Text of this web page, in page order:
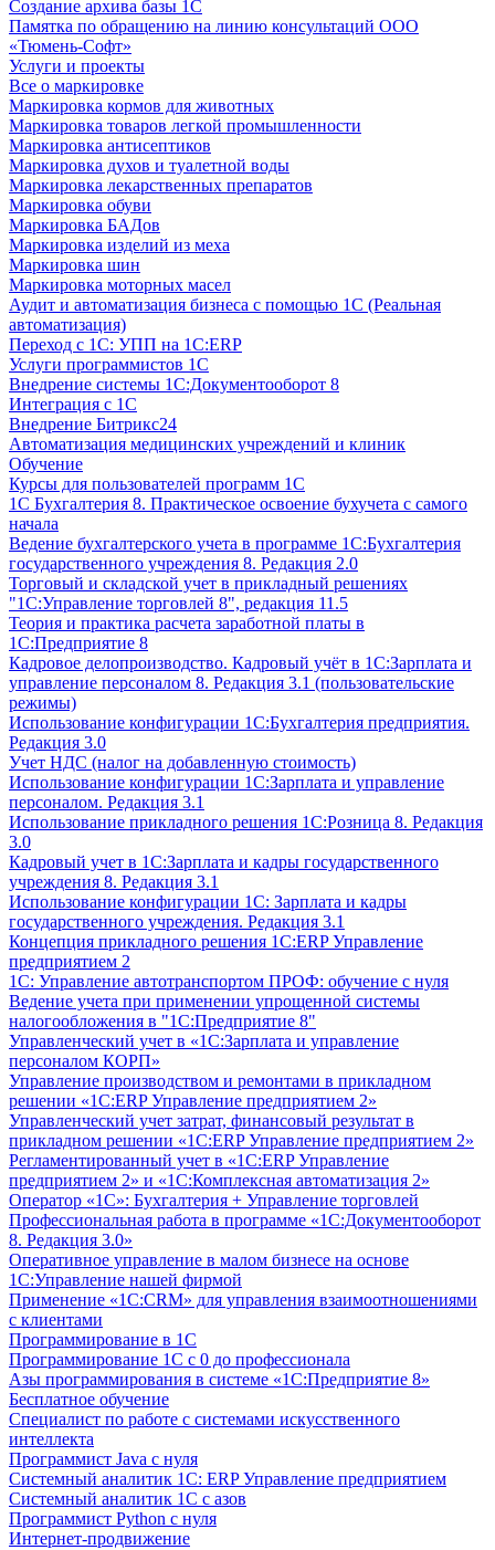
Создание архива базы 1С
Памятка по обращению на линию консультаций ООО
«Тюмень-Софт»
Услуги и проекты
Все о маркировке
Маркировка кормов для животных
Маркировка товаров легкой промышленности
Маркировка антисептиков
Маркировка духов и туалетной воды
Маркировка лекарственных препаратов
Маркировка обуви
Маркировка БАДов
Маркировка изделий из меха
Маркировка шин
Маркировка моторных масел
Аудит и автоматизация бизнеса с помощью 1С (Реальная
автоматизация)
Переход с 1С: УПП на 1С:ERP
Услуги программистов 1С
Внедрение системы 1С:Документооборот 8
Интеграция с 1С
Внедрение Битрикс24
Автоматизация медицинских учреждений и клиник
Обучение
Курсы для пользователей программ 1С
1С Бухгалтерия 8. Практическое освоение бухучета с самого
начала
Ведение бухгалтерского учета в программе 1С:Бухгалтерия
государственного учреждения 8. Редакция 2.0
Торговый и складской учет в прикладный решениях
"1С:Управление торговлей 8", редакция 11.5
Теория и практика расчета заработной платы в
1С:Предприятие 8
Кадровое делопроизводство. Кадровый учёт в 1С:Зарплата и
управление персоналом 8. Редакция 3.1 (пользовательские
режимы)
Использование конфигурации 1С:Бухгалтерия предприятия.
Редакция 3.0
Учет НДС (налог на добавленную стоимость)
Использование конфигурации 1С:Зарплата и управление
персоналом. Редакция 3.1
Использование прикладного решения 1С:Розница 8. Редакция
3.0
Кадровый учет в 1С:Зарплата и кадры государственного
учреждения 8. Редакция 3.1
Использование конфигурации ‎1С: Зарплата и кадры
государственного учреждения. Редакция 3.1
Концепция прикладного решения 1С:ERP Управление
предприятием 2
1С: Управление автотранспортом ПРОФ: обучение с нуля
Ведение учета при применении упрощенной системы
налогообложения в "1С:Предприятие 8"
Управленческий учет в «1C:Зарплата и управление
персоналом КОРП»
Управление производством и ремонтами в прикладном
решении «1С:ERP Управление предприятием 2»
Управленческий учет затрат, финансовый результат в
прикладном решении «1С:ERP Управление предприятием 2»
Регламентированный учет в «1С:ERP Управление
предприятием 2» и «1С:Комплексная автоматизация 2»
Оператор «1С»: Бухгалтерия + Управление торговлей
Профессиональная работа в программе «1С:Документооборот
8. Редакция 3.0»
Оперативное управление в малом бизнесе на основе
1С:Управление нашей фирмой
Применение «1С:CRM» для управления взаимоотношениями
с клиентами
Программирование в 1С
Программирование 1С с 0 до профессионала
Азы программирования в системе «1С:Предприятие 8»
Бесплатное обучение
Специалист по работе с системами искусственного
интеллекта
Программист Java с нуля
Системный аналитик 1С: ERP Управление предприятием
Системный аналитик 1С с азов
Программист Python с нуля
Интернет-продвижение